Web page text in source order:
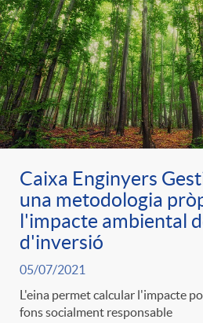
Caixa Enginyers
una metodologia
l'impacte ambiental
d'inversió
05/07/2021
L'eina permet calcular l'impacte
fons socialment responsable